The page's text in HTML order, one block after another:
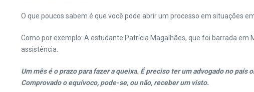
O que poucos sabem é que você pode abrir um processo em situações
Como por exemplo: A estudante Patrícia Magalhães, que foi barrada
assistência.
Um mês é o prazo para fazer a queixa. É preciso ter um advogado no
Comprovado o equívoco, pode-se, ou não, receber um visto.